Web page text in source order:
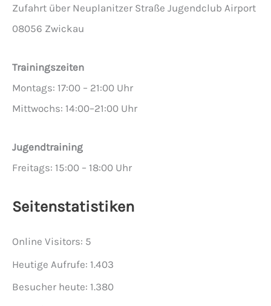
Zufahrt über Neuplanitzer Straße Jugendclub Airport
08056 Zwickau
Trainingszeiten
Montags: 17:00 – 21:00 Uhr
Mittwochs: 14:00–21:00 Uhr
Jugendtraining
Freitags: 15:00 – 18:00 Uhr
Seitenstatistiken
Online Visitors: 5
Heutige Aufrufe: 1.403
Besucher heute: 1.380